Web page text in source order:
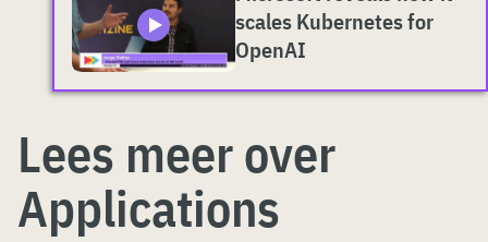
scales Kubernetes for
OpenAI
Lees meer over
Applications